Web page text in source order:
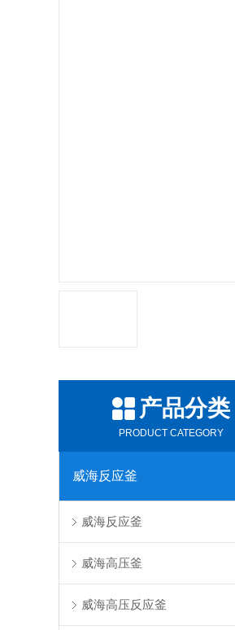
产品分类
PRODUCT CATEGORY
威海反应釜
威海反应釜
威海高压釜
威海高压反应釜